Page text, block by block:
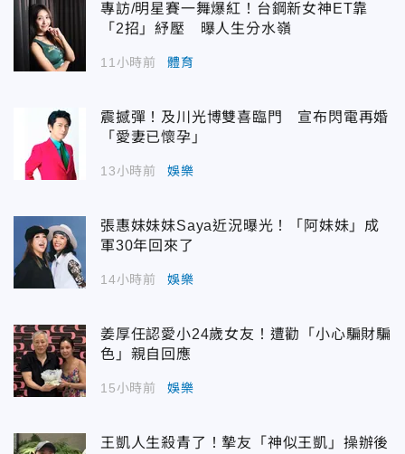
專訪/明星賽一舞爆紅！台鋼新女神ET靠
「2招」紓壓 曝人生分水嶺
11小時前 體育
震撼彈！及川光博雙喜臨門 宣布閃電再婚
「愛妻已懷孕」
13小時前 娛樂
張惠妹妹妹Saya近況曝光！「阿妹妹」成
軍30年回來了
14小時前 娛樂
姜厚任認愛小24歲女友！遭勸「小心騙財騙
色」親自回應
15小時前 娛樂
王凱人生殺青了！摯友「神似王凱」操辦後